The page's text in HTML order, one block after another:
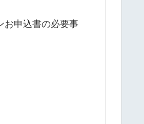
お申込書の必要事